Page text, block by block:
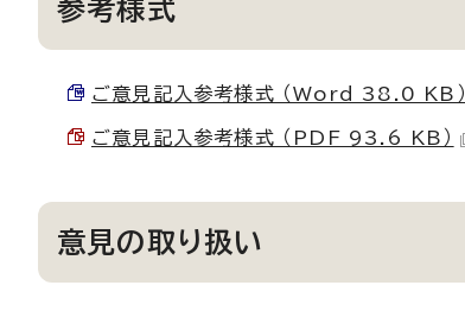
参考様式
ご意見記入参考様式 （Word 38.0 KB）
ご意見記入参考様式 （PDF 93.6 KB）
意見の取り扱い